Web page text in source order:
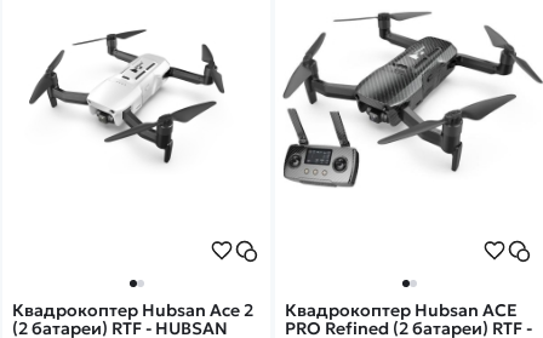
начинающих пилотов.
Квадрокоптер Hubsan Ace 2
(2 батареи) RTF - HUBSAN
Квадрокоптер Hubsan ACE
PRO Refined (2 батареи) RTF -